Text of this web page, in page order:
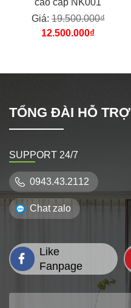
cao cấp NK001
Giá:19.500.000₫
12.500.000₫
TỔNG ĐÀI HỖ TRỢ
SUPPORT 24/7
0943.43.2112
Chat zalo
Like
Fanpage